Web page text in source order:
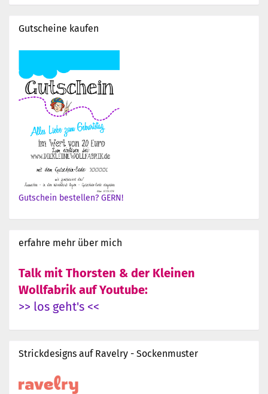
Gutscheine kaufen
Gutschein bestellen? GERN!
erfahre mehr über mich
Talk mit Thorsten & der Kleinen
Wollfabrik auf Youtube:
>> los geht's <<
Strickdesigns auf Ravelry - Sockenmuster